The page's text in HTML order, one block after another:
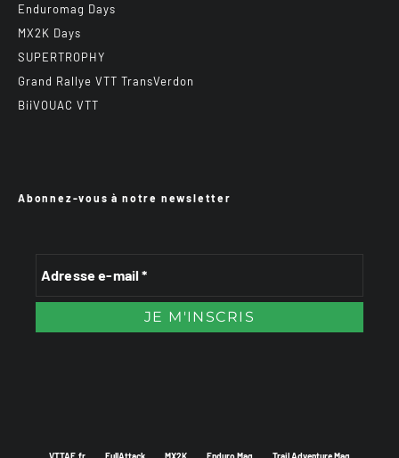
Enduromag Days
MX2K Days
SUPERTROPHY
Grand Rallye VTT TransVerdon
BiiVOUAC VTT
Abonnez-vous à notre newsletter